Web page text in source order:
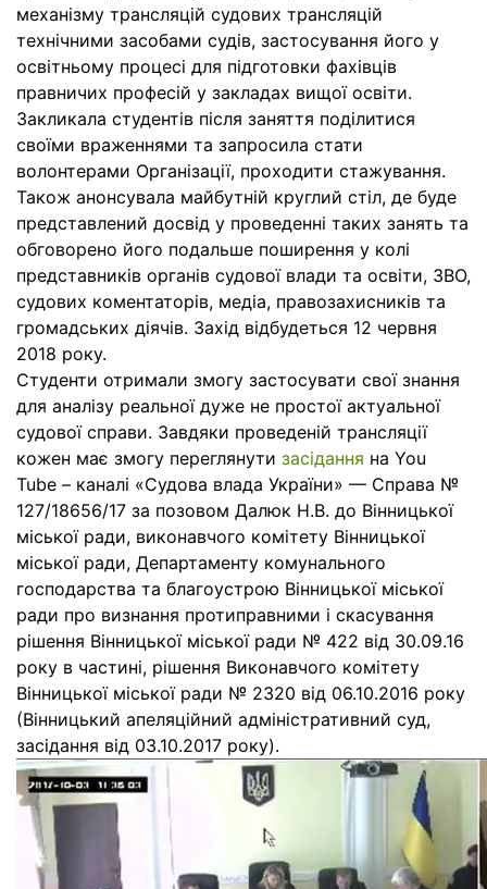
механізму трансляцій судових трансляцій
технічними засобами судів, застосування його у
освітньому процесі для підготовки фахівців
правничих професій у закладах вищої освіти.
Закликала студентів після заняття поділитися
своїми враженнями та запросила стати
волонтерами Організації, проходити стажування.
Також анонсувала майбутній круглий стіл, де буде
представлений досвід у проведенні таких занять та
обговорено його подальше поширення у колі
представників органів судової влади та освіти, ЗВО,
судових коментаторів, медіа, правозахисників та
громадських діячів. Захід відбудеться 12 червня
2018 року.
Студенти отримали змогу застосувати свої знання
для аналізу реальної дуже не простої актуальної
судової справи. Завдяки проведеній трансляції
кожен має змогу переглянути засідання на You
Tube – каналі «Судова влада України» — Справа №
127/18656/17 за позовом Далюк Н.В. до Вінницької
міської ради, виконавчого комітету Вінницької
міської ради, Департаменту комунального
господарства та благоустрою Вінницької міської
ради про визнання протиправними і скасування
рішення Вінницької міської ради № 422 від 30.09.16
року в частині, рішення Виконавчого комітету
Вінницької міської ради № 2320 від 06.10.2016 року
(Вінницький апеляційний адміністративний суд,
засідання від 03.10.2017 року).